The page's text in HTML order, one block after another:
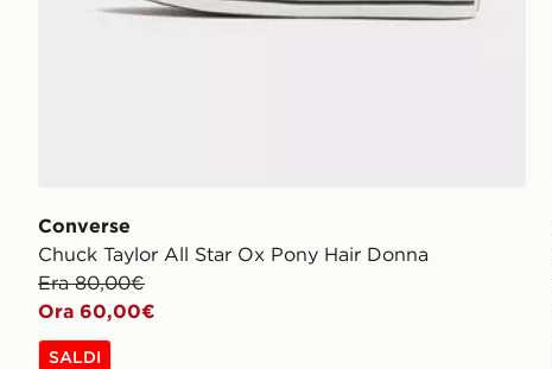
Converse
Chuck Taylor All Star Ox Pony Hair Donna
Era 80,00€
Ora 60,00€
SALDI